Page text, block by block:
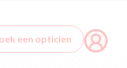
een opticien